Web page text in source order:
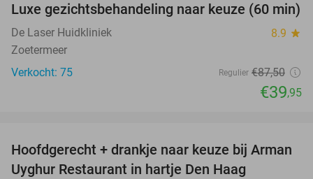
54%
Luxe gezichtsbehandeling naar keuze (60 min)
De Laser Huidkliniek 8.9 star
Zoetermeer
Verkocht: 75
Regulier €87,50
€39,95
30%
Hoofdgerecht + drankje naar keuze bij Arman
Uyghur Restaurant in hartje Den Haag